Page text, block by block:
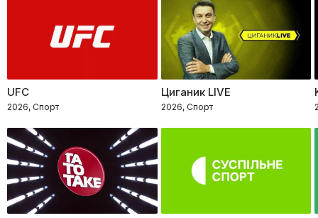
UFC
2026, Спорт
Циганик LIVE
2026, Спорт